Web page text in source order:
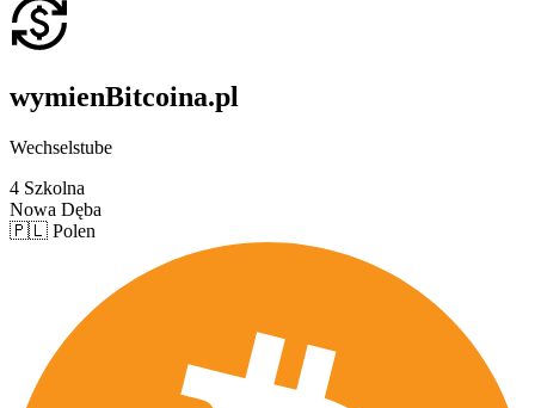
wymienBitcoina.pl
Wechselstube
4 Szkolna
Nowa Dęba
🇵🇱 Polen